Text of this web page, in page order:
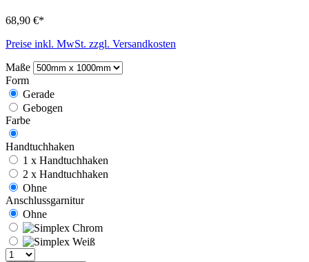
68,90 €*
Preise inkl. MwSt. zzgl. Versandkosten
Maße
Form
Gerade
Gebogen
Farbe
Handtuchhaken
1 x Handtuchhaken
2 x Handtuchhaken
Ohne
Anschlussgarnitur
Ohne